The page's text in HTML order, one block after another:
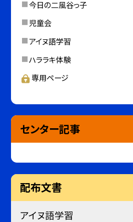
今日の二風谷っ子
児童会
アイヌ語学習
ハララキ体験
専用ページ
センター記事
配布文書
アイヌ語学習